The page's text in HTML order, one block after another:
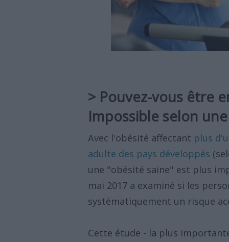
> Pouvez-vous être
Impossible selon
Avec l'obésité affectant plus
adulte des pays développés
une "obésité saine" est plus
mai 2017 a examiné si les
systématiquement un risque
Cette étude - la plus